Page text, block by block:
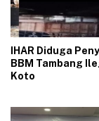
‎IHAR Diduga
BBM Tambang
Koto‎